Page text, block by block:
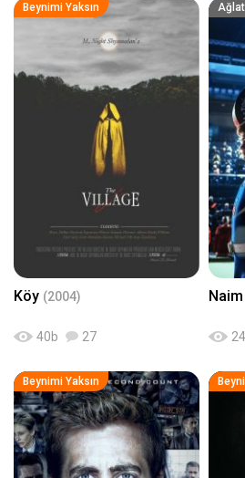
Beynimi Yaksın
Köy (2004)
40b 27 24
Beynimi Yaksın